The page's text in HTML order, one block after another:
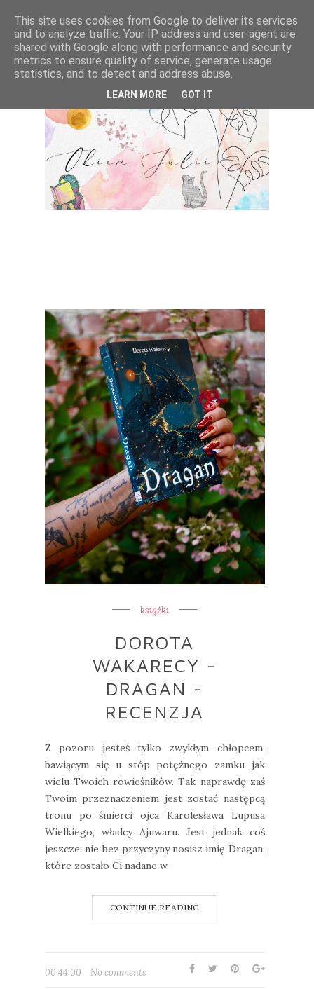
książki
DOROTA
WAKARECY -
DRAGAN -
RECENZJA
Z pozoru jesteś tylko zwykłym chłopcem,
bawiącym się u stóp potężnego zamku jak
wielu Twoich rówieśników. Tak naprawdę zaś
Twoim przeznaczeniem jest zostać następcą
tronu po śmierci ojca Karolesława Lupusa
Wielkiego, władcy Ajuwaru. Jest jednak coś
jeszcze: nie bez przyczyny nosisz imię Dragan,
które zostało Ci nadane w...
CONTINUE READING
00:44:00 No comments
This site uses cookies from Google to deliver its services
and to analyze traffic. Your IP address and user-agent are
shared with Google along with performance and security
metrics to ensure quality of service, generate usage
statistics, and to detect and address abuse.
LEARN MORE GOT IT